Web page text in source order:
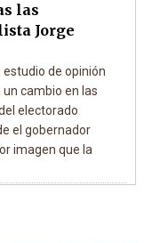
las
Jorge
estudio de opinión
cambio en las
electorado
el gobernador
imagen que la